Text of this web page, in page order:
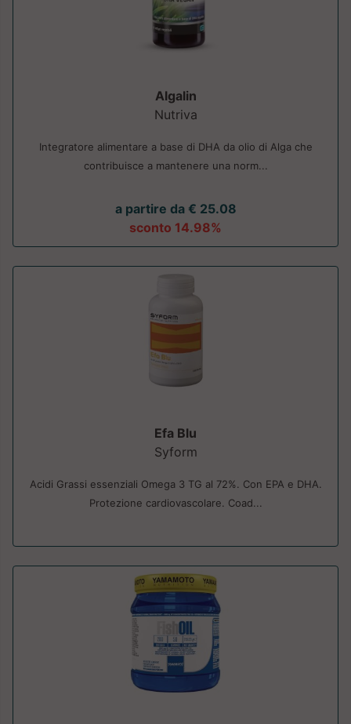
Algalin
Nutriva
Integratore alimentare a base di DHA da olio di Alga che
contribuisce a mantenere una norm...
a partire da € 25.08
sconto 14.98%
Efa Blu
Syform
Acidi Grassi essenziali Omega 3 TG al 72%. Con EPA e DHA.
Protezione cardiovascolare. Coad...